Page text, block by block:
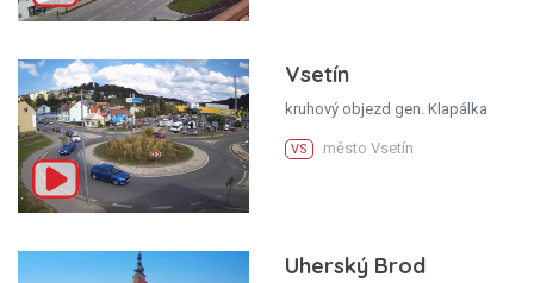
Vsetín
kruhový objezd gen. Klapálka
VS město Vsetín
Uherský Brod